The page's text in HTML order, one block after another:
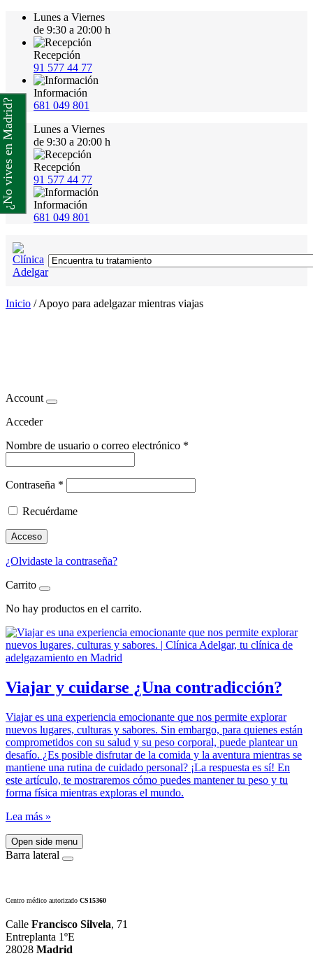
Lunes a Viernes
de 9:30 a 20:00 h
Recepción
91 577 44 77
Información
681 049 801
Lunes a Viernes
de 9:30 a 20:00 h
Recepción
91 577 44 77
Información
681 049 801
Inicio /Apoyo para adelgazar mientras viajas
Account
Acceder
Nombre de usuario o correo electrónico *
Contraseña *
Recuérdame
Acceso
¿Olvidaste la contraseña?
Carrito
No hay productos en el carrito.
Viajar y cuidarse ¿Una contradicción?
Viajar es una experiencia emocionante que nos permite explorar
nuevos lugares, culturas y sabores. Sin embargo, para quienes están
comprometidos con su salud y su peso corporal, puede plantear un
desafío. ¿Es posible disfrutar de la comida y la aventura mientras se
mantiene una rutina de cuidado personal? ¡La respuesta es sí! En
este artículo, te mostraremos cómo puedes mantener tu peso y tu
forma física mientras exploras el mundo.
Lea más »
Open side menu
Barra lateral
Centro médico autorizado CS15360
Calle Francisco Silvela, 71
Entreplanta 1ºE
28028 Madrid
¿No vives en Madrid?